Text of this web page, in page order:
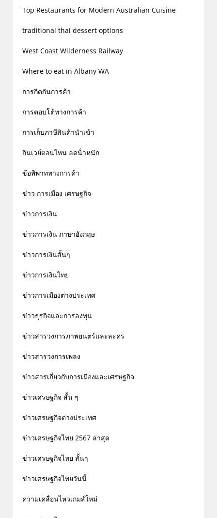
Top Restaurants for Modern Australian Cuisine
traditional thai dessert options
West Coast Wilderness Railway
Where to eat in Albany WA
การกีดกันการค้า
การตอบโต้ทางการค้า
การเก็บภาษีสินค้านำเข้า
กินเวย์ตอนไหน ลดน้ําหนัก
ข้อพิพาททางการค้า
ข่าว การเมือง เศรษฐกิจ
ข่าวการเงิน
ข่าวการเงิน ภาษาอังกฤษ
ข่าวการเงินสั้นๆ
ข่าวการเงินไทย
ข่าวการเมืองต่างประเทศ
ข่าวธุรกิจและการลงทุน
ข่าวสารวงการภาพยนตร์และละคร
ข่าวสารวงการเพลง
ข่าวสารเกี่ยวกับการเมืองและเศรษฐกิจ
ข่าวเศรษฐกิจ สั้น ๆ
ข่าวเศรษฐกิจต่างประเทศ
ข่าวเศรษฐกิจไทย 2567 ล่าสุด
ข่าวเศรษฐกิจไทย สั้นๆ
ข่าวเศรษฐกิจไทยวันนี้
ความเคลื่อนไหวเกมส์ใหม่